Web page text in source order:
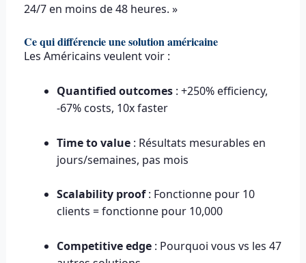
24/7 en moins de 48 heures. »
Ce qui différencie une solution américaine
Les Américains veulent voir :
Quantified outcomes: +250% efficiency,
-67% costs, 10x faster
Time to value: Résultats mesurables en
jours/semaines, pas mois
Scalability proof: Fonctionne pour 10
clients = fonctionne pour 10,000
Competitive edge : Pourquoi vous vs les 47